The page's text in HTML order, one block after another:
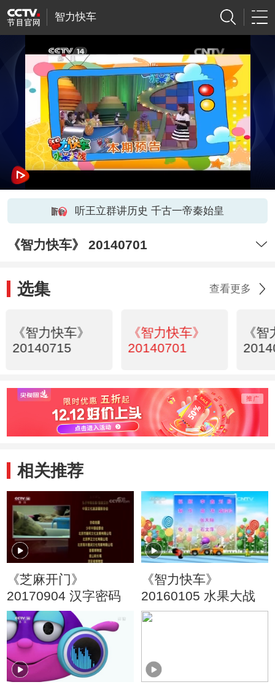
智力快车
听王立群讲历史 千古一帝秦始皇
《智力快车》 20140701
选集 查看更多
《智力快车》
20140715
《智力快车》
20140701
《
相关推荐
《芝麻开门》
20170904 汉字密码
《智力快车》
20160105 水果大战